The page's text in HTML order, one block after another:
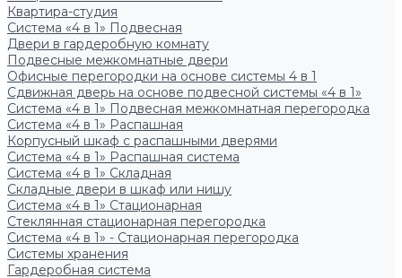
Квартира-студия
Система «4 в 1» Подвесная
Двери в гардеробную комнату
Подвесные межкомнатные двери
Офисные перегородки на основе системы 4 в 1
Сдвижная дверь на основе подвесной системы «4 в 1»
Система «4 в 1» Подвесная межкомнатная перегородка
Система «4 в 1» Распашная
Корпусный шкаф с распашными дверями
Система «4 в 1» Распашная система
Система «4 в 1» Складная
Складные двери в шкаф или нишу
Система «4 в 1» Стационарная
Стеклянная стационарная перегородка
Система «4 в 1» - Стационарная перегородка
Системы хранения
Гардеробная система